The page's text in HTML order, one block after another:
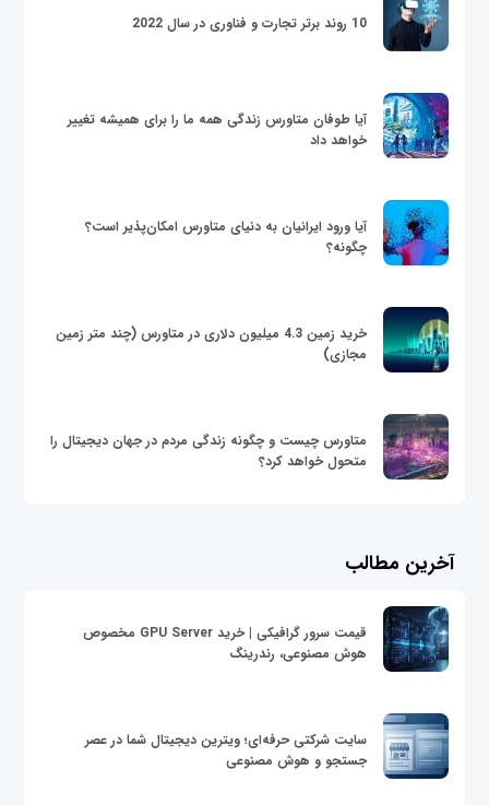
10 روند برتر تجارت و فناوری در سال 2022
آیا طوفان متاورس زندگی همه ما را برای همیشه تغییر
خواهد داد
آیا ورود ایرانیان به دنیای متاورس امکان‌پذیر است؟
چگونه؟
خرید زمین 4.3 میلیون دلاری در متاورس (چند متر زمین
مجازی)
متاورس چیست و چگونه زندگی مردم در جهان دیجیتال را
متحول خواهد کرد؟
آخرین مطالب
قیمت سرور گرافیکی | خرید GPU Server مخصوص
هوش مصنوعی، رندرینگ
سایت شرکتی حرفه‌ای؛ ویترین دیجیتال شما در عصر
جستجو و هوش مصنوعی